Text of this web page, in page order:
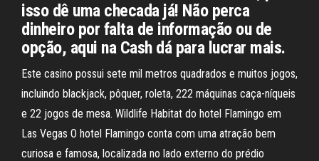
isso dê uma checada já! Não perca
dinheiro por falta de informação ou de
opção, aqui na Cash dá para lucrar mais.
Este casino possui sete mil metros quadrados e muitos jogos,
incluindo blackjack, pôquer, roleta, 222 máquinas caça-níqueis
e 22 jogos de mesa. Wildlife Habitat do hotel Flamingo em
Las Vegas O hotel Flamingo conta com uma atração bem
curiosa e famosa, localizada no lado externo do prédio